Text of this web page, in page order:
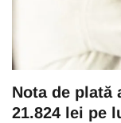
Nota de plată
21.824 lei pe